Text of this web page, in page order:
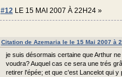
#12LE 15 MAI 2007 À 22H24 »
Citation de Azemaria le le 15 Mai 2007 à
je suis désormais certaine que Arthur
voudra? Auquel cas ce sera une trés
retirer l'épée; et que c'est Lancelot qui y